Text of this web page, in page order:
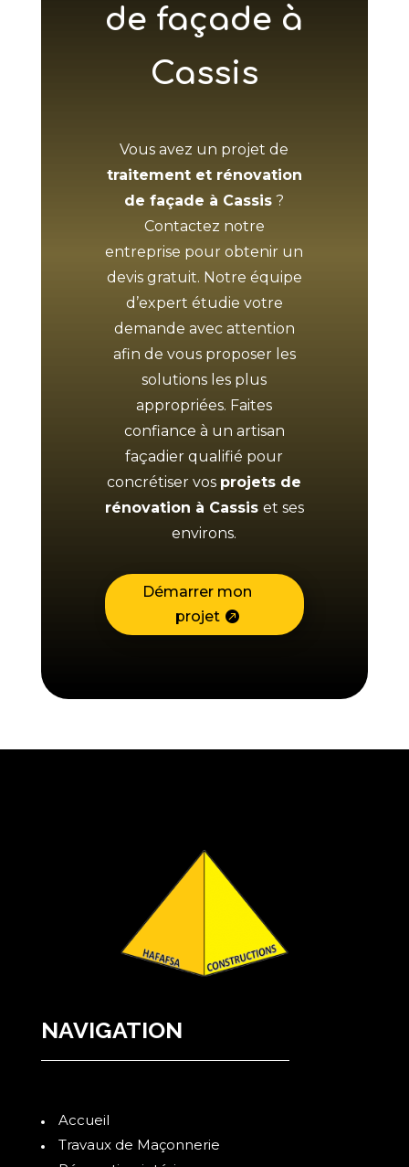
de façade à
Cassis
Vous avez un projet de
traitement et rénovation
de façade à Cassis ?
Contactez notre
entreprise pour obtenir un
devis gratuit. Notre équipe
d’expert étudie votre
demande avec attention
afin de vous proposer les
solutions les plus
appropriées. Faites
confiance à un artisan
façadier qualifié pour
concrétiser vos projets de
rénovation à Cassis et ses
environs.
Démarrer mon
projet
NAVIGATION
Accueil
Travaux de Maçonnerie